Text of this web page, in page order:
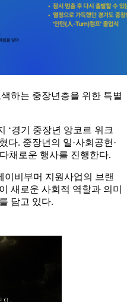
하는 중장년층을 위한 특별
‘경기 중장년 앙코르 위크
다. 중장년의 일·사회공헌·
채로운 행사를 진행한다.
이비부머 지원사업의 브랜
새로운 사회적 역할과 의미
담고 있다.